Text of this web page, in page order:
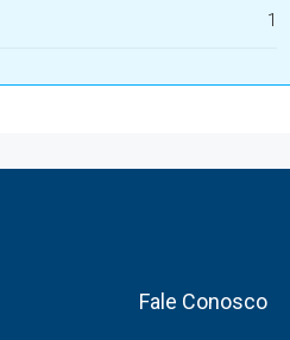
1
Fale Conosco